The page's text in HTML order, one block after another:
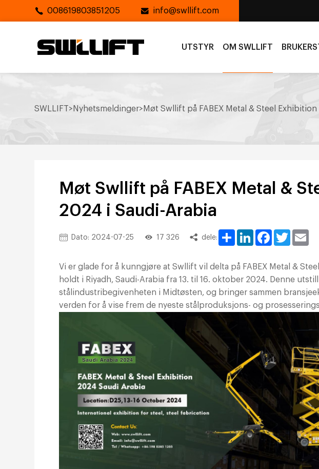
008619803851205 info@swllift.com
UTSTYR OM SWLLIFT
SWLLIFT> Nyhetsmeldinger> Møt Swllift på FABEX Metal & Steel
Møt Swllift på FABEX Metal &
2024 i Saudi-Arabia
Dato: 2024-07-25 17 326 dele:
Share LinkedInFacebook
Twitter
Vi er glade for å kunngjøre at Swllift vil delta på FABEX Metal &
holdt i Riyadh, Saudi-Arabia fra 13. til 16. oktober 2024. Denne
stålindustribegivenheten i Midtøsten, og bringer sammen
verden for å vise frem de nyeste stålproduksjons- og